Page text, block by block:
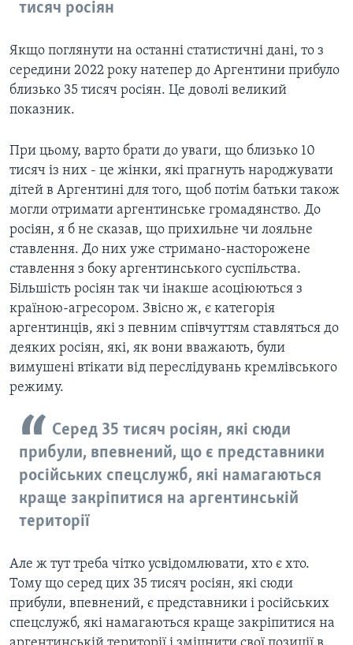
тисяч росіян
Якщо поглянути на останні статистичні дані, то з
середини 2022 року натепер до Аргентини прибуло
близько 35 тисяч росіян. Це доволі великий
показник.
При цьому, варто брати до уваги, що близько 10
тисяч із них - це жінки, які прагнуть народжувати
дітей в Аргентині для того, щоб потім батьки також
могли отримати аргентинське громадянство. До
росіян, я б не сказав, що прихильне чи лояльне
ставлення. До них уже стримано-насторожене
ставлення з боку аргентинського суспільства.
Більшість росіян так чи інакше асоціюються з
країною-агресором. Звісно ж, є категорія
аргентинців, які з певним співчуттям ставляться до
деяких росіян, які, як вони вважають, були
вимушені втікати від переслідувань кремлівського
режиму.
Серед 35 тисяч росіян, які сюди
прибули, впевнений, що є представники
російських спецслужб, які намагаються
краще закріпитися на аргентинській
території
Але ж тут треба чітко усвідомлювати, хто є хто.
Тому що серед цих 35 тисяч росіян, які сюди
прибули, впевнений, є представники і російських
спецслужб, які намагаються краще закріпитися на